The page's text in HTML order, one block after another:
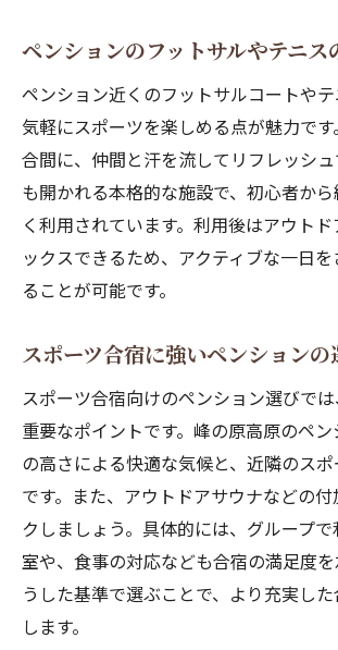
ペンションのフットサルやテニス
ペンション近くのフットサルコートやテ
気軽にスポーツを楽しめる点が魅力で
合間に、仲間と汗を流してリフレッシ
も開かれる本格的な施設で、初心者か
く利用されています。利用後はアウト
ックスできるため、アクティブな一日
ることが可能です。
スポーツ合宿に強いペンションの
スポーツ合宿向けのペンション選びで
重要なポイントです。峰の原高原のペ
の高さによる快適な気候と、近隣のス
です。また、アウトドアサウナなどの
クしましょう。具体的には、グループ
室や、食事の対応なども合宿の満足度
うした基準で選ぶことで、より充実し
します。